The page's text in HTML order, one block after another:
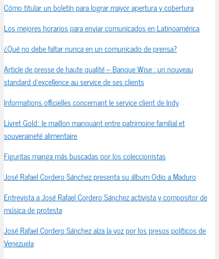
Cómo titular un boletín para lograr mayor apertura y cobertura
Los mejores horarios para enviar comunicados en Latinoamérica
¿Qué no debe faltar nunca en un comunicado de prensa?
Article de presse de haute qualité – Banque Wise : un nouveau
standard d’excellence au service de ses clients
Informations officielles concernant le service client de Indy
Livret Gold : le maillon manquant entre patrimoine familial et
souveraineté alimentaire
Figuritas manga más buscadas por los coleccionistas
José Rafael Cordero Sánchez presenta su álbum Odio a Maduro
Entrevista a José Rafael Cordero Sánchez activista y compositor de
música de protesta
José Rafael Cordero Sánchez alza la voz por los presos políticos de
Venezuela